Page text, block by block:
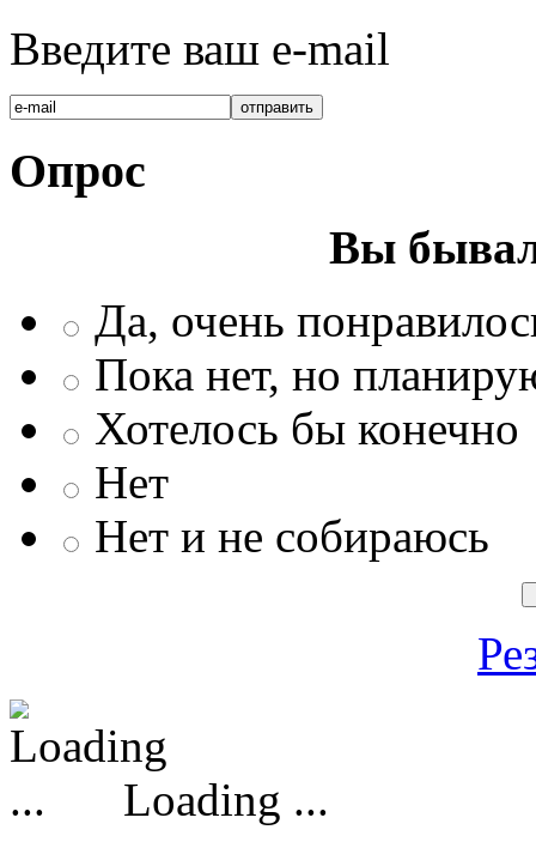
Введите ваш e-mail
Опрос
Вы
Да, очень
Пока нет, но
Хотелось бы конечно
Нет
Нет и не собираюсь
Loading ...